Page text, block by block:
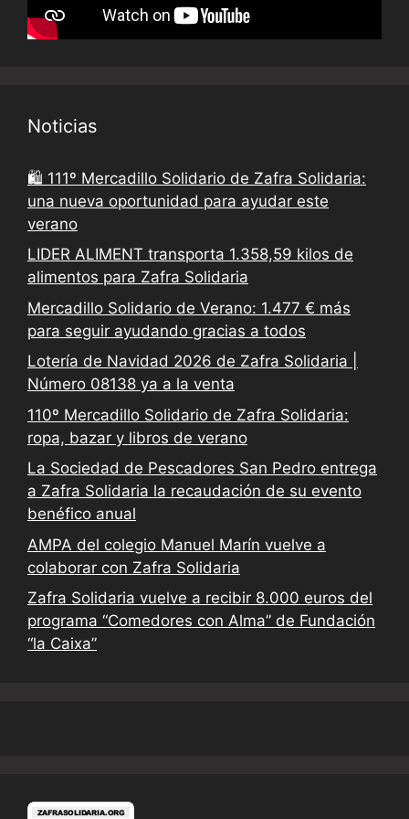
Noticias
🛍️ 111º Mercadillo Solidario de Zafra Solidaria:
una nueva oportunidad para ayudar este
verano
LIDER ALIMENT transporta 1.358,59 kilos de
alimentos para Zafra Solidaria
Mercadillo Solidario de Verano: 1.477 € más
para seguir ayudando gracias a todos
Lotería de Navidad 2026 de Zafra Solidaria |
Número 08138 ya a la venta
110º Mercadillo Solidario de Zafra Solidaria:
ropa, bazar y libros de verano
La Sociedad de Pescadores San Pedro entrega
a Zafra Solidaria la recaudación de su evento
benéfico anual
AMPA del colegio Manuel Marín vuelve a
colaborar con Zafra Solidaria
Zafra Solidaria vuelve a recibir 8.000 euros del
programa “Comedores con Alma” de Fundación
“la Caixa”